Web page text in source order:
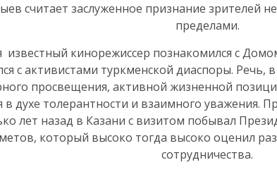
считает заслуженное признание зрителей
пределами.
известный кинорежиссер познакомился с
с активистами туркменской диаспоры. Речь,
просвещения, активной жизненной
в духе толерантности и взаимного уважения.
лет назад в Казани с визитом побывал
который высоко тогда высоко оценил
сотрудничества.